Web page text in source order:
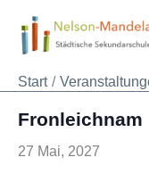
Inhalt
springen
Start
Fronleichnam
27 Mai, 2027